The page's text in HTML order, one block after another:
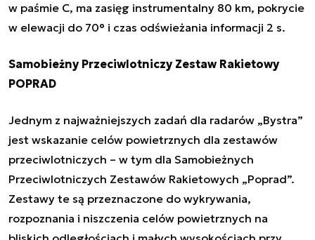
w paśmie C, ma zasięg instrumentalny 80 km, pokrycie
w elewacji do 70° i czas odświeżania informacji 2 s.
Samobieżny Przeciwlotniczy Zestaw Rakietowy
POPRAD
Jednym z najważniejszych zadań dla radarów „Bystra”
jest wskazanie celów powietrznych dla zestawów
przeciwlotniczych – w tym dla Samobieżnych
Przeciwlotniczych Zestawów Rakietowych „Poprad”.
Zestawy te są przeznaczone do wykrywania,
rozpoznania i niszczenia celów powietrznych na